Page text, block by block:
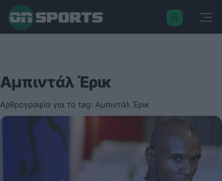
Αμπιντάλ Έρικ
Αρθρογραφία για το tag: Αμπιντάλ Έρικ